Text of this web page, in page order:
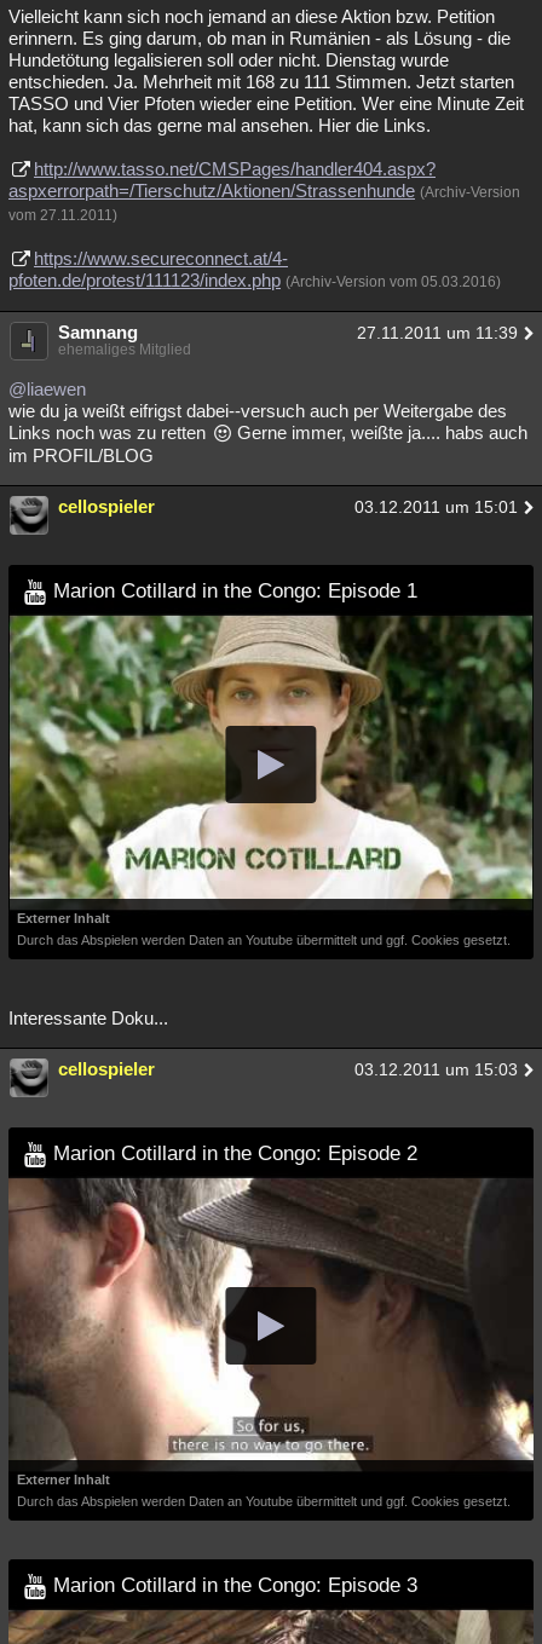
Vielleicht kann sich noch jemand an diese Aktion bzw. Petition
erinnern. Es ging darum, ob man in Rumänien - als Lösung - die
Hundetötung legalisieren soll oder nicht. Dienstag wurde
entschieden. Ja. Mehrheit mit 168 zu 111 Stimmen. Jetzt starten
TASSO und Vier Pfoten wieder eine Petition. Wer eine Minute Zeit
hat, kann sich das gerne mal ansehen. Hier die Links.
http://www.tasso.net/CMSPages/handler404.aspx?
aspxerrorpath=/Tierschutz/Aktionen/Strassenhunde (Archiv-Version
vom 27.11.2011)
https://www.secureconnect.at/4-
pfoten.de/protest/111123/index.php (Archiv-Version vom 05.03.2016)
Samnang 27.11.2011 um 11:39
ehemaliges Mitglied
@liaewen
wie du ja weißt eifrigst dabei--versuch auch per Weitergabe des
Links noch was zu retten
Gerne immer, weißte ja.... habs auch
im PROFIL/BLOG
cellospieler 03.12.2011 um 15:01
Marion Cotillard in the Congo: Episode 1
Externer Inhalt
Durch das Abspielen werden Daten an Youtube übermittelt und ggf. Cookies gesetzt.
Interessante Doku...
cellospieler 03.12.2011 um 15:03
Marion Cotillard in the Congo: Episode 2
Externer Inhalt
Durch das Abspielen werden Daten an Youtube übermittelt und ggf. Cookies gesetzt.
Marion Cotillard in the Congo: Episode 3